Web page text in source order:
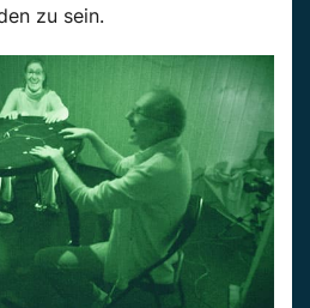
zu sein.